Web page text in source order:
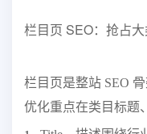
栏目页 SEO：抢占
栏目页是整站 SEO
优化重点在类目标题